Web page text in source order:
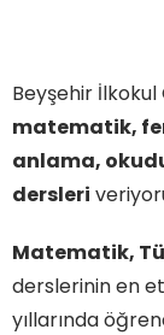
Beyşehir
matematik,
anlama,
dersleri
Matematik,
derslerinin en
yıllarında